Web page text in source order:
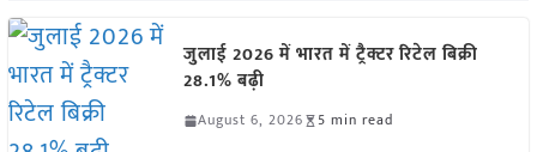
जुलाई 2026 में भारत में ट्रैक्टर रिटेल बिक्री
28.1% बढ़ी
August 6, 2026 5 min read